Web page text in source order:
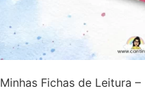
Minhas Fichas de Leitura